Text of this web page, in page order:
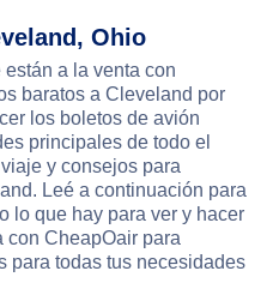
Ohio
a la venta con
baratos a Cleveland por
los boletos de avión
principales de todo el
y consejos para
Leé a continuación para
lo que hay para ver y hacer
con CheapOair para
para todas tus necesidades